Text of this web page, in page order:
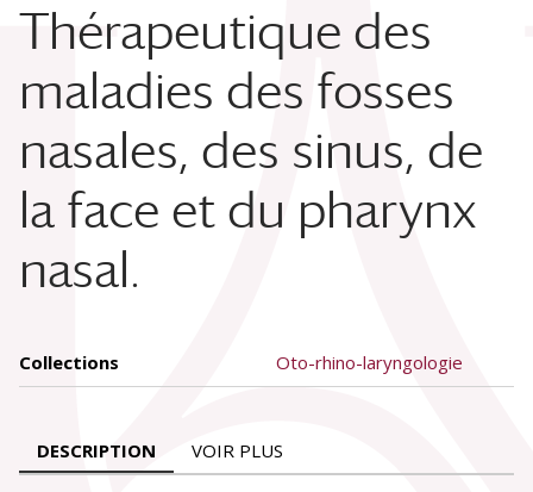
Thérapeutique des
maladies des fosses
nasales, des sinus, de
la face et du pharynx
nasal.
Collections Oto-rhino-laryngologie
DESCRIPTION VOIR PLUS